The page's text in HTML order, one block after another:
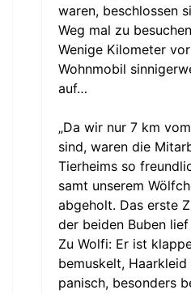
waren, beschlossen
Weg mal zu
Wenige Kilometer
Wohnmobil
auf…
„Da wir nur 7 km
sind, waren die
Tierheims so
samt unserem
abgeholt. Das erste
der beiden Buben
Zu Wolfi: Er ist
bemuskelt,
panisch, besonders